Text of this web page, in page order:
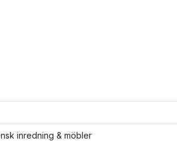
inredning & möbler